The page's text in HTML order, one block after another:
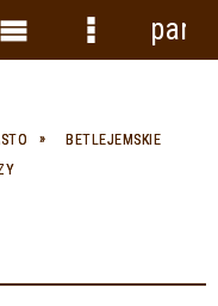
BETLEJEMSKIE
Menu
panel